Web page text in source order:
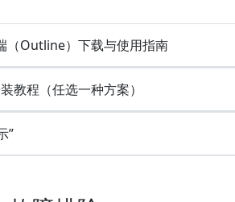
（Outline）下载与使用指南
教程（任选一种方案）
”